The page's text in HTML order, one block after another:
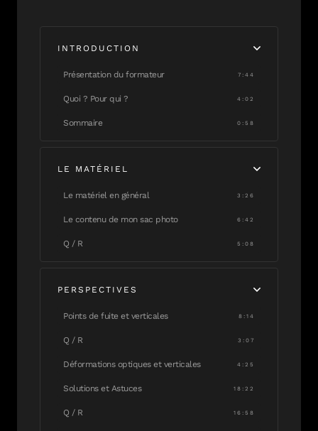
INTRODUCTION
Présentation du formateur 7:44
Quoi ? Pour qui ? 4:02
Sommaire 0:58
LE MATÉRIEL
Le matériel en général 3:26
Le contenu de mon sac photo 6:42
Q / R 5:08
PERSPECTIVES
Points de fuite et verticales 8:14
Q / R 3:07
Déformations optiques et verticales 4:25
Solutions et Astuces 18:22
Q / R 16:58